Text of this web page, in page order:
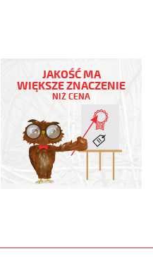
56G1
Kabel
300/500V
czarne
numerowane
https://www.static.helukabel-
sklep.pl/jz-
JAKOŚĆ MA
WIĘKSZE ZNACZENIE
NIŻ CENA